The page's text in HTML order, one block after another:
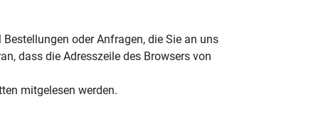
oder Anfragen, die Sie an uns
dass die Adresszeile des Browsers von
mitgelesen werden.